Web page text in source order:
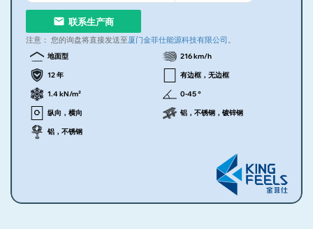
联系生产商
注意： 您的询盘将直接发送至厦门金菲仕能源科技有限公司 。
地面型 216 km/h
12 年 有边框，无边框
1.4 kN/m² 0-45 °
纵向，横向 铝，不锈钢，镀锌钢
铝，不锈钢